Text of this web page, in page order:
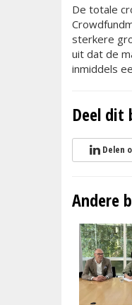
De totale
sterkere
uit dat de
inmiddels
Deel dit
Delen
Andere